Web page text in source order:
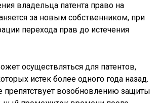
владельца патента право на
за новым собственником, при
перехода прав до истечения
осуществляться для патентов,
истек более одного года назад.
препятствует возобновлению защиты